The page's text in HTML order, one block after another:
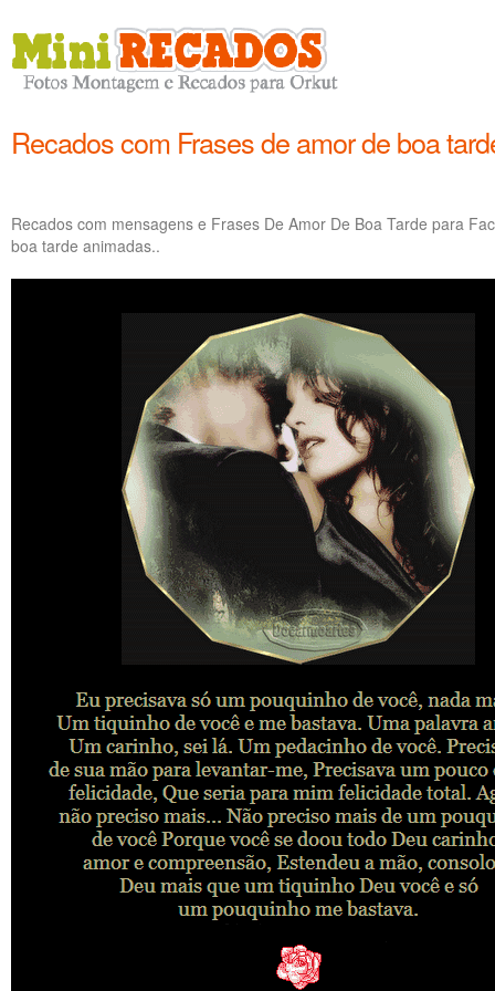
Recados com Frases de amor de boa
Recados com mensagens e Frases De Amor De Boa Tarde para
boa tarde animadas..